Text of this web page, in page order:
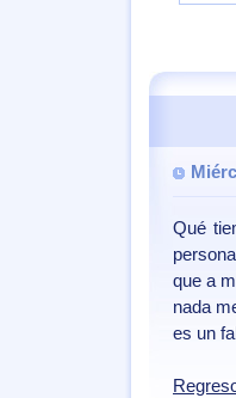
Qué
que a
nada
es un